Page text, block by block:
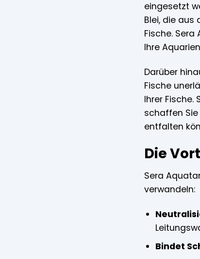
eingesetzt
Blei, die aus
Fische.
Ihre
Darüber
Fische
Ihrer
schaffen
entfalten
Die
Sera
verwandeln:
Bindet